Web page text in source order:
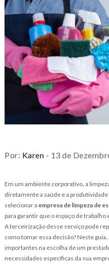
Por: Karen - 13 de
Em um ambiente corporativo, a
diretamente a saúde e a
selecionar a empresa de limpeza de
para garantir que o espaço de
A terceirização desse serviço pode
como tomar essa decisão? Neste
importantes na escolha de um
necessidades específicas da sua